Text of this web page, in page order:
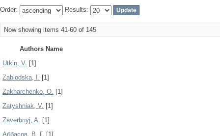
Order: Results:
Now showing items 41-60 of 145
Authors Name
Utkin, V. [1]
Zablodska, I. [1]
Zakharchenko, O. [1]
Zatyshniak, V. [1]
Zaverbnyj, A. [1]
Аббасов, В. Г. [1]